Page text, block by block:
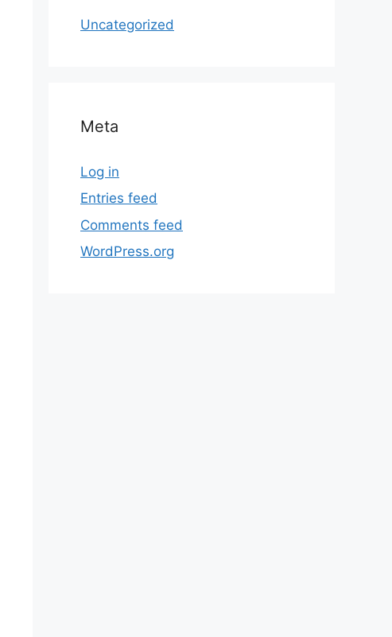
Uncategorized
Meta
Log in
Entries feed
Comments feed
WordPress.org